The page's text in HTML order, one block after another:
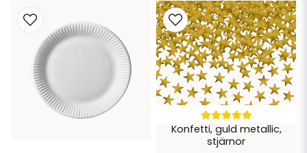
Konfetti, guld metallic,
stjärnor